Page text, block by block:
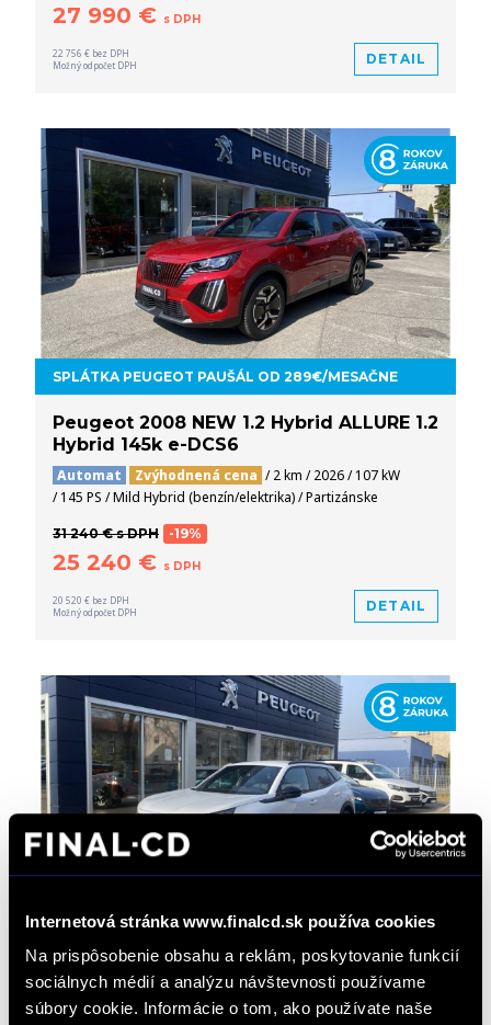
Internetová stránka www.finalcd.sk používa cookies
Na prispôsobenie obsahu a reklám, poskytovanie funkcií
sociálnych médií a analýzu návštevnosti používame
súbory cookie. Informácie o tom, ako používate naše
27 990 € s DPH
22 756 € bez DPH
Možný odpočet DPH
DETAIL
SPLÁTKA PEUGEOT PAUŠÁL OD 289€/MESAČNE
Peugeot 2008 NEW 1.2 Hybrid ALLURE 1.2
Hybrid 145k e-DCS6
Automat Zvýhodnená cena / 2 km / 2026 / 107 kW
/ 145 PS / Mild Hybrid (benzín/elektrika) / Partizánske
31 240 € s DPH -19%
25 240 € s DPH
20 520 € bez DPH
Možný odpočet DPH
DETAIL
SPLÁTKA PEUGEOT PAUŠÁL OD 289€/MESAČNE
Peugeot 2008 NEW 1.2 Hybrid ALLURE 1.2
Hybrid 145k e-DCS6